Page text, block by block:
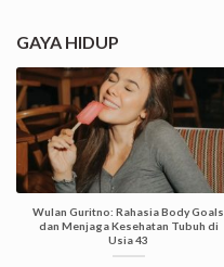
GAYA HIDUP
Wulan Guritno: Rahasia Body Goals
dan Menjaga Kesehatan Tubuh di
Usia 43